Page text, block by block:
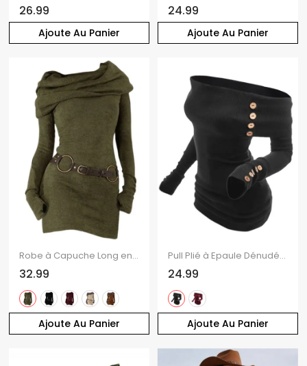
Ajoute Au Panier
26.99
Ajoute Au Panier
24.99
Ajoute Au Panier
Robe à Capuche Long en Tricot Ceinturé à Manches Longues à Col Bénitier Trou pour Pouce
32.99
Ajoute Au Panier
Pull Plié à Epaule Dénudée en Couleur Unie à Manches Longues
24.99